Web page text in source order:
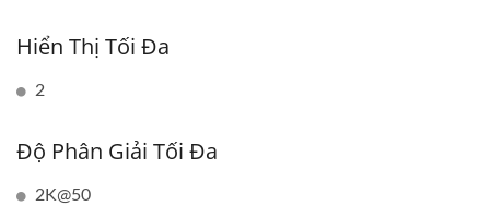
Hiển Thị Tối Đa
2
Độ Phân Giải Tối Đa
2K@50